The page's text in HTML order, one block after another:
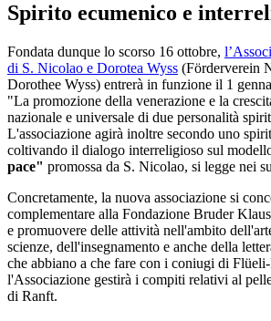
Spirito ecumenico e
Fondata dunque lo scorso 16 ottobre,
di S. Nicolao e Dorotea Wyss (Förderverein
Dorothee Wyss) entrerà in funzione il 1
"La promozione della venerazione e la
nazionale e universale di due personalità
L'associazione agirà inoltre secondo uno
coltivando il dialogo interreligioso sul
pace" promossa da S. Nicolao, si legge nei
Concretamente, la nuova associazione si
complementare alla Fondazione Bruder
e promuovere delle attività nell'ambito
scienze, dell'insegnamento e anche della
che abbiano a che fare con i coniugi di
l'Associazione gestirà i compiti relativi al
di Ranft.